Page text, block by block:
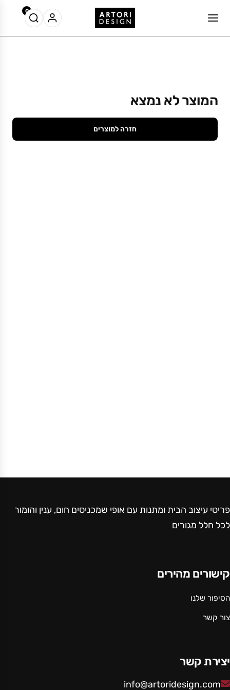
0
המוצר לא נמצא
חזרה למוצרים
פריטי עיצוב הבית ומתנות עם אופי שמכניסים חום, ענין והומור
לכל חלל מגורים
קישורים מהירים
הסיפור שלנו
צור קשר
יצירת קשר
info@artoridesign.com